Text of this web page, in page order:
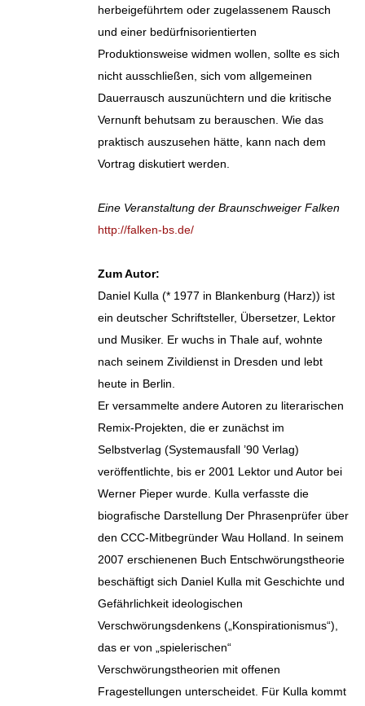
herbeigeführtem oder zugelassenem Rausch
und einer bedürfnisorientierten
Produktionsweise widmen wollen, sollte es sich
nicht ausschließen, sich vom allgemeinen
Dauerrausch auszunüchtern und die kritische
Vernunft behutsam zu berauschen. Wie das
praktisch auszusehen hätte, kann nach dem
Vortrag diskutiert werden.
Eine Veranstaltung der Braunschweiger Falken
http://falken-bs.de/
Zum Autor:
Daniel Kulla (* 1977 in Blankenburg (Harz)) ist
ein deutscher Schriftsteller, Übersetzer, Lektor
und Musiker. Er wuchs in Thale auf, wohnte
nach seinem Zivildienst in Dresden und lebt
heute in Berlin.
Er versammelte andere Autoren zu literarischen
Remix-Projekten, die er zunächst im
Selbstverlag (Systemausfall ’90 Verlag)
veröffentlichte, bis er 2001 Lektor und Autor bei
Werner Pieper wurde. Kulla verfasste die
biografische Darstellung Der Phrasenprüfer über
den CCC-Mitbegründer Wau Holland. In seinem
2007 erschienenen Buch Entschwörungstheorie
beschäftigt sich Daniel Kulla mit Geschichte und
Gefährlichkeit ideologischen
Verschwörungsdenkens („Konspirationismus“),
das er von „spielerischen“
Verschwörungstheorien mit offenen
Fragestellungen unterscheidet. Für Kulla kommt